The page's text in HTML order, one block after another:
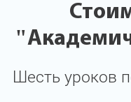
Шесть уроков